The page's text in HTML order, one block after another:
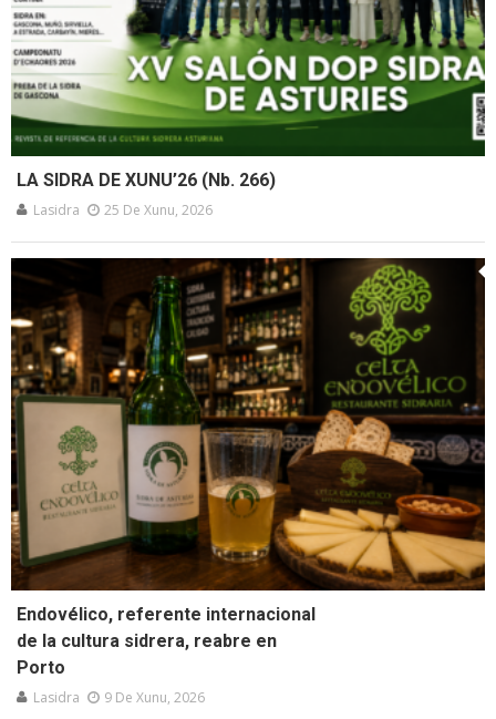
LA SIDRA DE XUNU’26 (Nb. 266)
Lasidra 25 De Xunu, 2026
Endovélico, referente internacional
de la cultura sidrera, reabre en
Porto
Lasidra 9 De Xunu, 2026